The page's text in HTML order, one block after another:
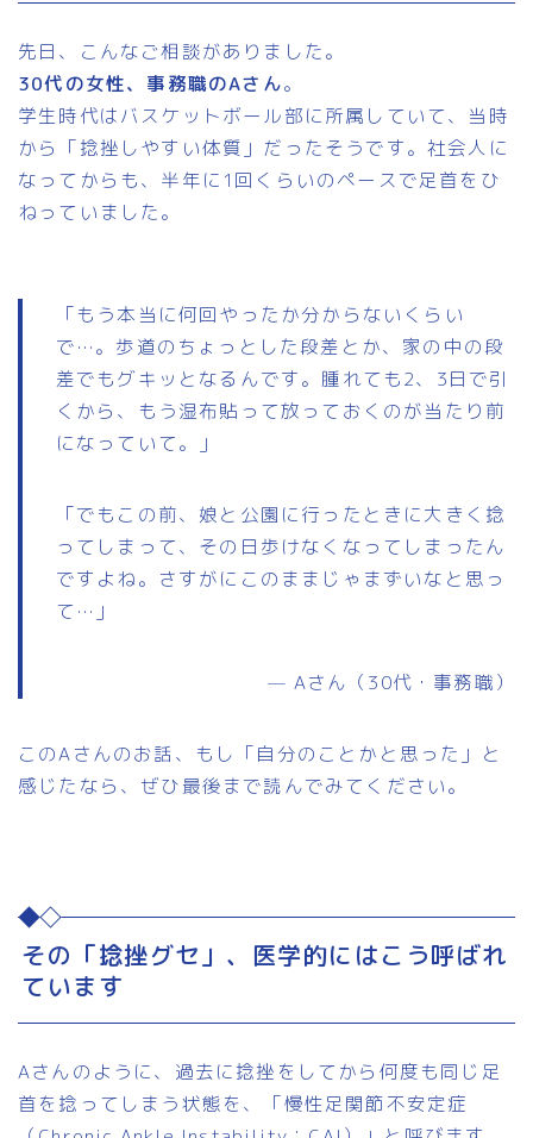
先日、こんなご相談がありました。
30代の女性、事務職のAさん。
学生時代はバスケットボール部に所属していて、当時
から「捻挫しやすい体質」だったそうです。社会人に
なってからも、半年に1回くらいのペースで足首をひ
ねっていました。
「もう本当に何回やったか分からないくらい
で…。歩道のちょっとした段差とか、家の中の段
差でもグキッとなるんです。腫れても2、3日で引
くから、もう湿布貼って放っておくのが当たり前
になっていて。」
「でもこの前、娘と公園に行ったときに大きく捻
ってしまって、その日歩けなくなってしまったん
ですよね。さすがにこのままじゃまずいなと思っ
て…」
— Aさん（30代・事務職）
このAさんのお話、もし「自分のことかと思った」と
感じたなら、ぜひ最後まで読んでみてください。
その「捻挫グセ」、医学的にはこう呼ばれ
ています
Aさんのように、過去に捻挫をしてから何度も同じ足
首を捻ってしまう状態を、「慢性足関節不安定症